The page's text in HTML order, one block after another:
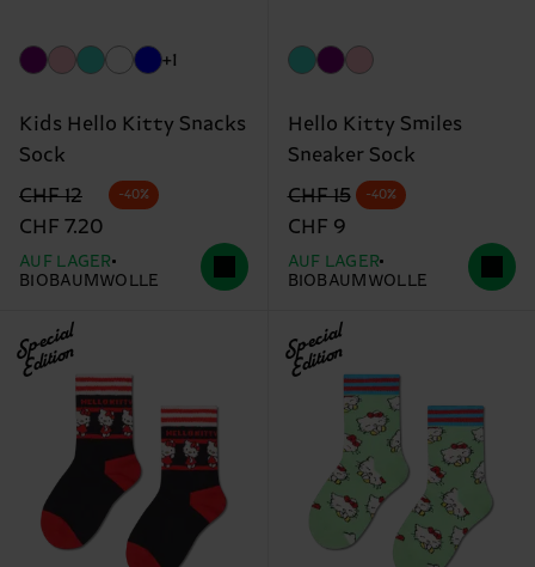
+1
Kids Hello Kitty Snacks
Sock
Originalpreis
CHF 12
Reduzierter Preis
CHF 7.20
-40%
AUF LAGER
BIOBAUMWOLLE
Hello Kitty Smiles
Sneaker Sock
Originalpreis
CHF 15
Reduzierter Preis
CHF 9
-40%
AUF LAGER
BIOBAUMWOLLE
Special
Edition Special
Edition